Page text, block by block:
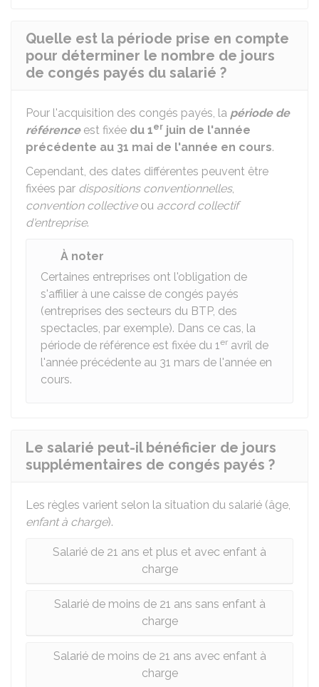
Quelle est la période prise en compte
pour déterminer le nombre de jours
de congés payés du salarié ?
Pour l'acquisition des congés payés, la période de
référenceest fixée du 1er juin de l'année
précédente au 31 mai de l'année en cours.
Cependant, des dates différentes peuvent être
fixées par dispositions conventionnelles,
convention collectiveou accord collectif
d'entreprise.
À noter
Certaines entreprises ont l'obligation de
s'affilier à une caisse de congés payés
(entreprises des secteurs du BTP, des
spectacles, par exemple). Dans ce cas, la
période de référence est fixée du 1er avril de
l'année précédente au 31 mars de l'année en
cours.
Le salarié peut-il bénéficier de jours
supplémentaires de congés payés ?
Les règles varient selon la situation du salarié (âge,
enfant à charge).
Salarié de 21 ans et plus et avec enfant à
charge
Salarié de moins de 21 ans sans enfant à
charge
Salarié de moins de 21 ans avec enfant à
charge